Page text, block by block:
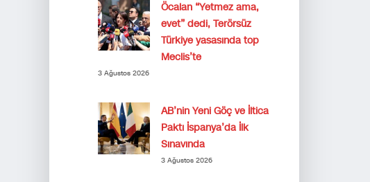
Öcalan “Yetmez ama,
evet” dedi, Terörsüz
Türkiye yasasında top
Meclis’te
3 Ağustos 2026
AB’nin Yeni Göç ve İltica
Paktı İspanya’da İlk
Sınavında
3 Ağustos 2026